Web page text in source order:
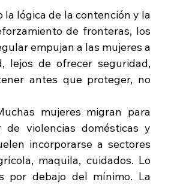
lógica de la contención y la
de fronteras, los
empujan a las mujeres a
lejos de ofrecer seguridad,
antes que proteger, no
mujeres migran para
violencias domésticas y
incorporarse a sectores
maquila, cuidados. Lo
por debajo del mínimo. La